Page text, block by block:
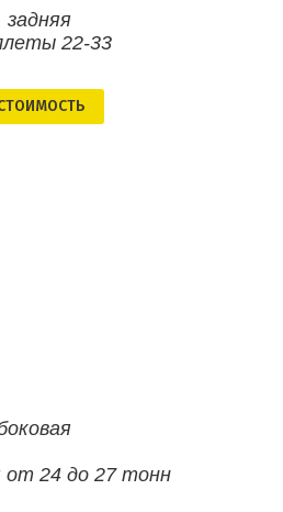
задняя
22-33
от 24 до 27 тонн